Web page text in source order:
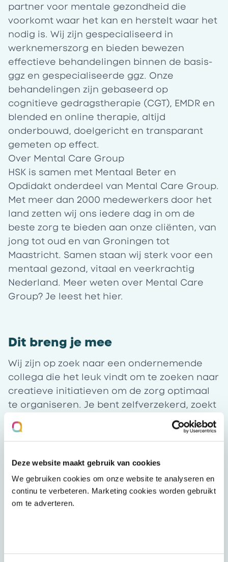
Deze website maakt gebruik van cookies
We gebruiken cookies om onze website te analyseren en
continu te verbeteren. Marketing cookies worden gebruikt
om te adverteren.
partner voor mentale gezondheid die
voorkomt waar het kan en herstelt waar het
nodig is. Wij zijn gespecialiseerd in
werknemerszorg en bieden bewezen
effectieve behandelingen binnen de basis-
ggz en gespecialiseerde ggz. Onze
behandelingen zijn gebaseerd op
cognitieve gedragstherapie (CGT), EMDR en
blended en online therapie, altijd
onderbouwd, doelgericht en transparant
gemeten op effect.
Over Mental Care Group
HSK is samen met Mentaal Beter en
Opdidakt onderdeel van Mental Care Group.
Met meer dan 2000 medewerkers door het
land zetten wij ons iedere dag in om de
beste zorg te bieden aan onze cliënten, van
jong tot oud en van Groningen tot
Maastricht. Samen staan wij sterk voor een
mentaal gezond, vitaal en veerkrachtig
Nederland. Meer weten over Mental Care
Group? Je leest het hier.
Dit breng je mee
Wij zijn op zoek naar een ondernemende
collega die het leuk vindt om te zoeken naar
creatieve initiatieven om de zorg optimaal
te organiseren. Je bent zelfverzekerd, zoekt
zelf oplossingen maar vraagt om hulp
wanneer dat nodig is. Je bent een
het team betrokken en informeel met elkaar
om te gaan. Daarnaast vinden wij de
volgende punten ook belangrijk:
Je bent startend gz-psycholoog, het is een
gedragstherapie en ervaring met EMDR is